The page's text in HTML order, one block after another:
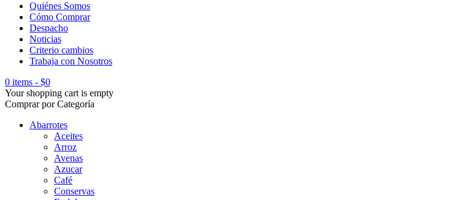
Quiénes Somos
Cómo Comprar
Despacho
Noticias
Criterio cambios
Trabaja con Nosotros
0 items - $0
Your shopping cart is empty
Comprar por Categoría
Abarrotes
Aceites
Arroz
Avenas
Azucar
Café
Conservas